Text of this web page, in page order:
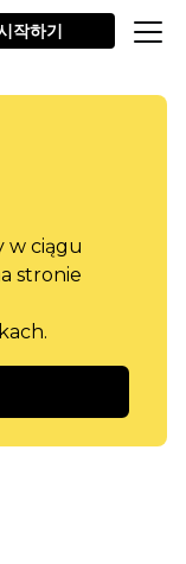
작하기
w ciągu
stronie